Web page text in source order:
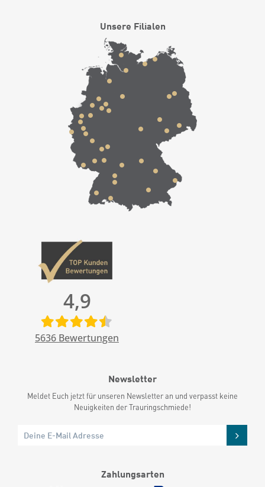
Unsere Filialen
4,9
5636 Bewertungen
Newsletter
Meldet Euch jetzt für unseren Newsletter an und verpasst keine
Neuigkeiten der Trauringschmiede!
Zahlungsarten